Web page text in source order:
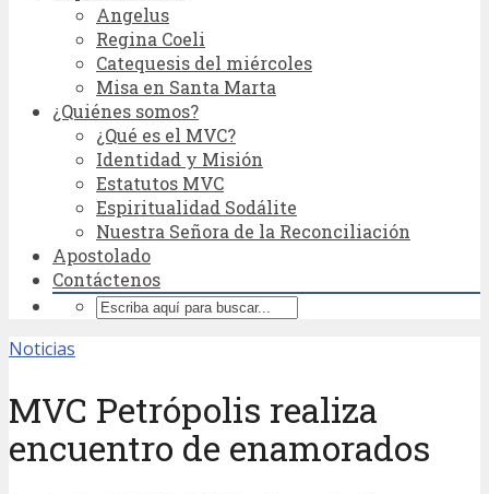
Angelus
Regina Coeli
Catequesis del miércoles
Misa en Santa Marta
¿Quiénes somos?
¿Qué es el MVC?
Identidad y Misión
Estatutos MVC
Espiritualidad Sodálite
Nuestra Señora de la Reconciliación
Apostolado
Contáctenos
Noticias
MVC Petrópolis realiza
encuentro de enamorados